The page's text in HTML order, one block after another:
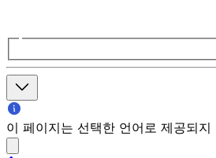
이 페이지는 선택한 언어로 제공되지